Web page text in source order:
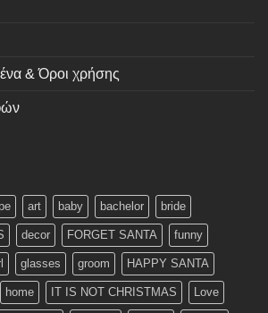
& Όροι χρήσης
art baby bachelor bride
decor FORGET SANTA funny
glasses groom HAPPY SANTA
home IT IS NOT CHRISTMAS Love